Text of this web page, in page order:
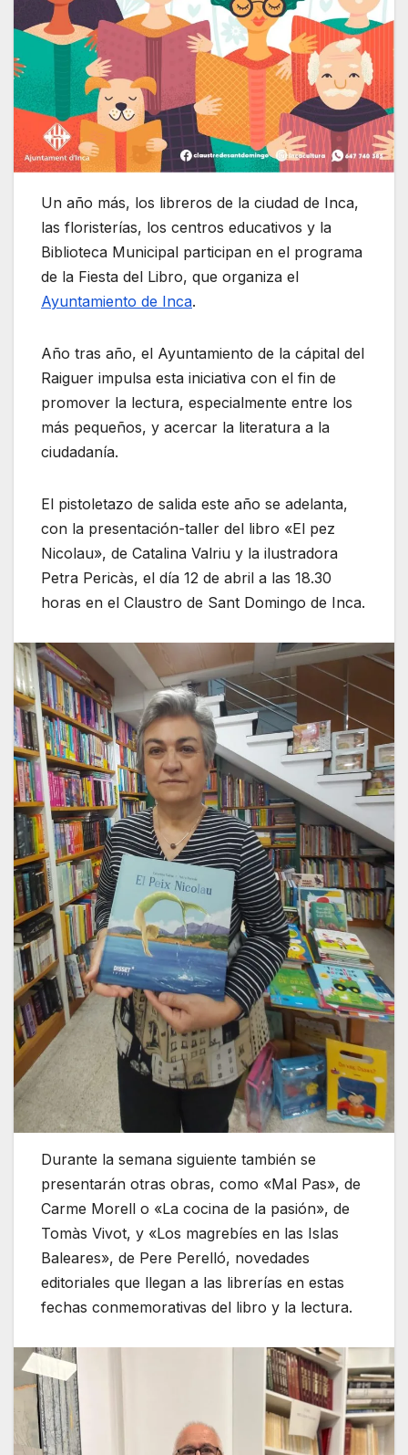
Un año más, los libreros de la ciudad de Inca,
las floristerías, los centros educativos y la
Biblioteca Municipal participan en el programa
de la Fiesta del Libro, que organiza el
Ayuntamiento de Inca.
Año tras año, el Ayuntamiento de la cápital del
Raiguer impulsa esta iniciativa con el fin de
promover la lectura, especialmente entre los
más pequeños, y acercar la literatura a la
ciudadanía.
El pistoletazo de salida este año se adelanta,
con la presentación-taller del libro «El pez
Nicolau», de Catalina Valriu y la ilustradora
Petra Pericàs, el día 12 de abril a las 18.30
horas en el Claustro de Sant Domingo de Inca.
Durante la semana siguiente también se
presentarán otras obras, como «Mal Pas», de
Carme Morell o «La cocina de la pasión», de
Tomàs Vivot, y «Los magrebíes en las Islas
Baleares», de Pere Perelló, novedades
editoriales que llegan a las librerías en estas
fechas conmemorativas del libro y la lectura.